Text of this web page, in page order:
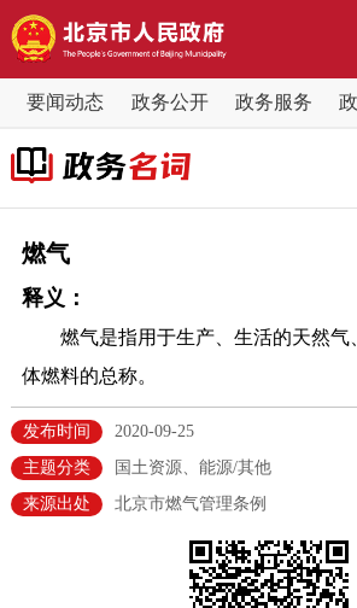
要闻动态 政务公开 政务服务
要闻动态
党中央精神
各区热点
政务公开
市领导
政策兑现 政策解读
专题公开
燃气
释义：
燃气是指用于生产、生活的天然气
体燃料的总称。
发布时间
2020-09-25
主题分类
国土资源、能源/其他
来源出处
北京市燃气管理条例